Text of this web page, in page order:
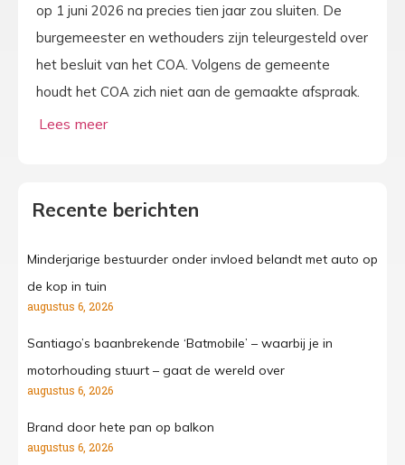
op 1 juni 2026 na precies tien jaar zou sluiten. De
burgemeester en wethouders zijn teleurgesteld over
het besluit van het COA. Volgens de gemeente
houdt het COA zich niet aan de gemaakte afspraak.
Recente berichten
Minderjarige bestuurder onder invloed belandt met auto op
de kop in tuin
augustus 6, 2026
Santiago’s baanbrekende ‘Batmobile’ – waarbij je in
motorhouding stuurt – gaat de wereld over
augustus 6, 2026
Brand door hete pan op balkon
augustus 6, 2026